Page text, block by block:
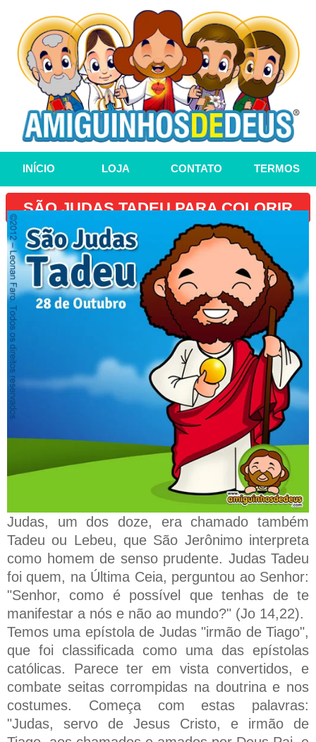
INÍCIO LOJA CONTATO TERMOS
SÃO JUDAS TADEU PARA COLORIR
Judas, um dos doze, era chamado também
Tadeu ou Lebeu, que São Jerônimo interpreta
como homem de senso prudente. Judas Tadeu
foi quem, na Última Ceia, perguntou ao Senhor:
"Senhor, como é possível que tenhas de te
manifestar a nós e não ao mundo?" (Jo 14,22).
Temos uma epístola de Judas "irmão de Tiago",
que foi classificada como uma das epístolas
católicas. Parece ter em vista convertidos, e
combate seitas corrompidas na doutrina e nos
costumes. Começa com estas palavras:
"Judas, servo de Jesus Cristo, e irmão de